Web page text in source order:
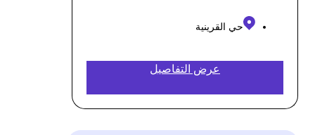
حي القرينية
عرض التفاصيل